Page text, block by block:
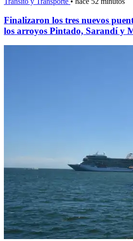
Finalizaron los tres nuevos
los arroyos Pintado, Sarandí y